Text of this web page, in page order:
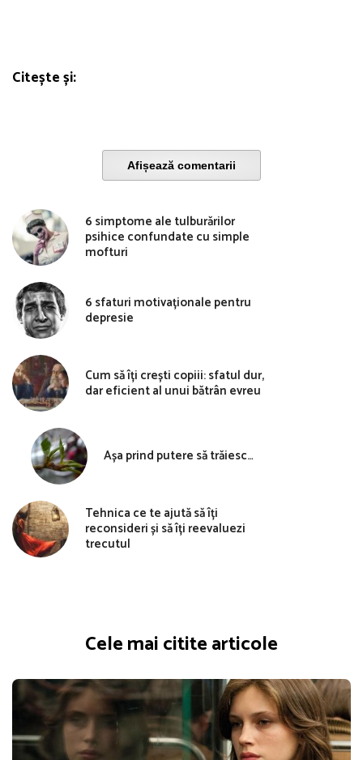
Citește și:
Afișează comentarii
6 simptome ale tulburărilor
psihice confundate cu simple
mofturi
6 sfaturi motivaționale pentru
depresie
Cum să îți crești copiii: sfatul dur,
dar eficient al unui bătrân evreu
Așa prind putere să trăiesc…
Tehnica ce te ajută să îți
reconsideri și să îți reevaluezi
trecutul
Cele mai citite articole